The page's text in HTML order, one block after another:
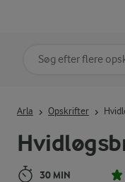
30 MIN
Arla Opskrifter
Søg på kategori